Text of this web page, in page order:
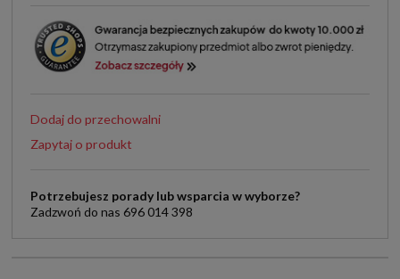
Dodaj do przechowalni
Zapytaj o produkt
Potrzebujesz porady lub wsparcia w wyborze?
Zadzwoń do nas 696 014 398